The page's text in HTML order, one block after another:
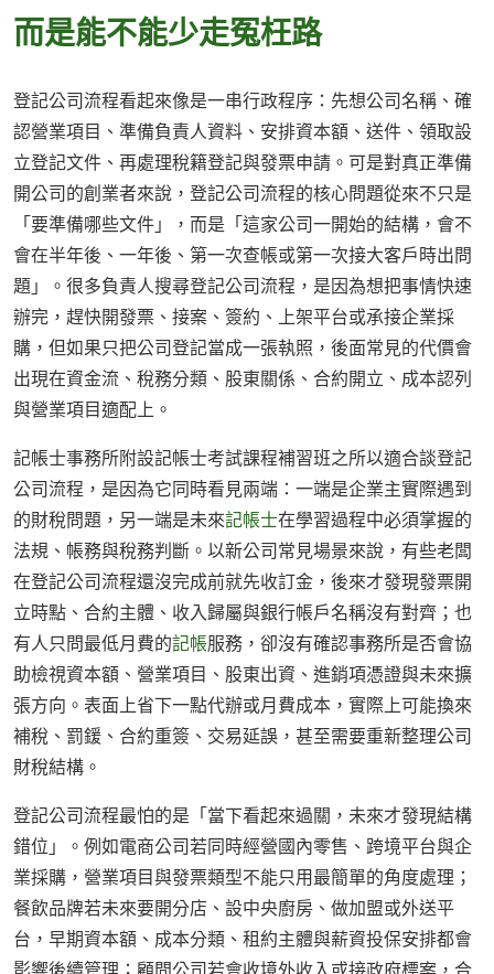
而是能不能少走冤枉路
登記公司流程看起來像是一串行政程序：先想公司名稱、確
認營業項目、準備負責人資料、安排資本額、送件、領取設
立登記文件、再處理稅籍登記與發票申請。可是對真正準備
開公司的創業者來說，登記公司流程的核心問題從來不只是
「要準備哪些文件」，而是「這家公司一開始的結構，會不
會在半年後、一年後、第一次查帳或第一次接大客戶時出問
題」。很多負責人搜尋登記公司流程，是因為想把事情快速
辦完，趕快開發票、接案、簽約、上架平台或承接企業採
購，但如果只把公司登記當成一張執照，後面常見的代價會
出現在資金流、稅務分類、股東關係、合約開立、成本認列
與營業項目適配上。
記帳士事務所附設記帳士考試課程補習班之所以適合談登記
公司流程，是因為它同時看見兩端：一端是企業主實際遇到
的財稅問題，另一端是未來記帳士在學習過程中必須掌握的
法規、帳務與稅務判斷。以新公司常見場景來說，有些老闆
在登記公司流程還沒完成前就先收訂金，後來才發現發票開
立時點、合約主體、收入歸屬與銀行帳戶名稱沒有對齊；也
有人只問最低月費的記帳服務，卻沒有確認事務所是否會協
助檢視資本額、營業項目、股東出資、進銷項憑證與未來擴
張方向。表面上省下一點代辦或月費成本，實際上可能換來
補稅、罰鍰、合約重簽、交易延誤，甚至需要重新整理公司
財稅結構。
登記公司流程最怕的是「當下看起來過關，未來才發現結構
錯位」。例如電商公司若同時經營國內零售、跨境平台與企
業採購，營業項目與發票類型不能只用最簡單的角度處理；
餐飲品牌若未來要開分店、設中央廚房、做加盟或外送平
台，早期資本額、成本分類、租約主體與薪資投保安排都會